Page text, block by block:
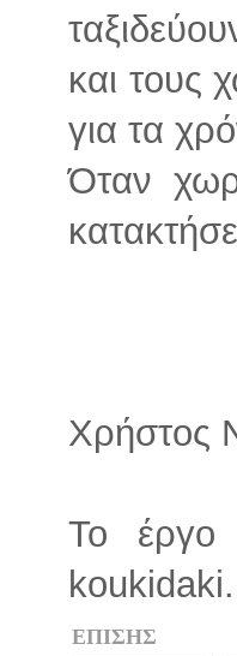
και τους
για τα
Όταν
Χρήστος
Το έργο
koukidaki.
ΕΠΙΣΗΣ